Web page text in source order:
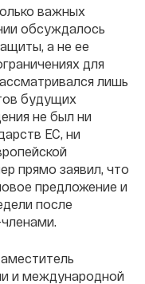
важных
обсуждалось
а не ее
для
лишь
будущих
не был ни
ЕС, ни
прямо заявил, что
предложение и
после
и международной